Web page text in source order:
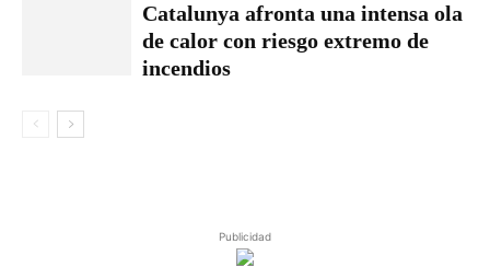
Catalunya afronta una intensa ola
de calor con riesgo extremo de
incendios
Publicidad